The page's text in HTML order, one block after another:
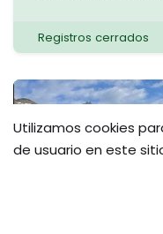
Registros cerrados
Utilizamos cookies
de usuario en este